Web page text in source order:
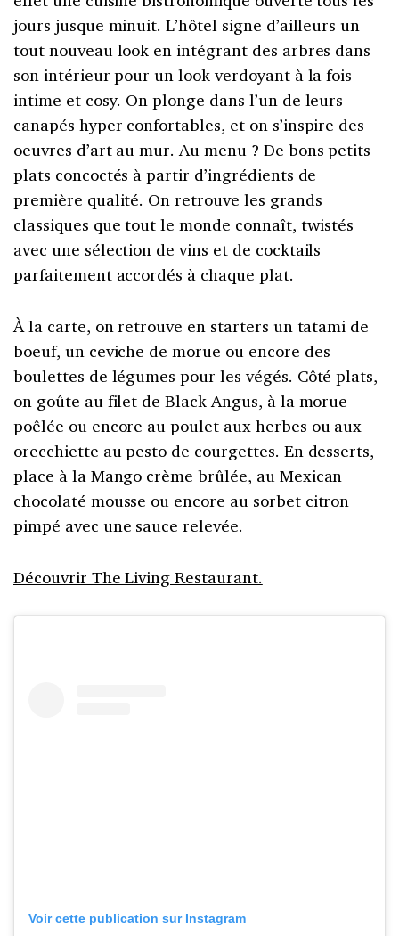
jours jusque minuit. L’hôtel signe d’ailleurs un
tout nouveau look en intégrant des arbres dans
son intérieur pour un look verdoyant à la fois
intime et cosy. On plonge dans l’un de leurs
canapés hyper confortables, et on s’inspire des
oeuvres d’art au mur. Au menu ? De bons petits
plats concoctés à partir d’ingrédients de
première qualité. On retrouve les grands
classiques que tout le monde connaît, twistés
avec une sélection de vins et de cocktails
parfaitement accordés à chaque plat.
À la carte, on retrouve en starters un tatami de
boeuf, un ceviche de morue ou encore des
boulettes de légumes pour les végés. Côté plats,
on goûte au filet de Black Angus, à la morue
poêlée ou encore au poulet aux herbes ou aux
orecchiette au pesto de courgettes. En desserts,
place à la Mango crème brûlée, au Mexican
chocolaté mousse ou encore au sorbet citron
pimpé avec une sauce relevée.
Découvrir The Living Restaurant.
Voir cette publication sur Instagram